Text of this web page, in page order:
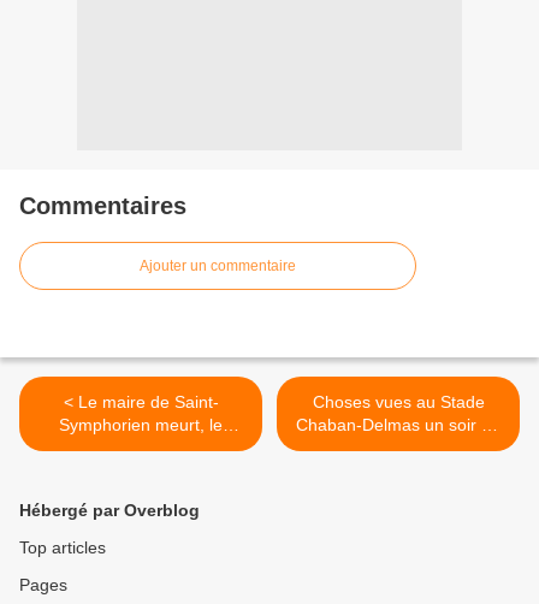
Commentaires
Ajouter un commentaire
< Le maire de Saint-
Symphorien meurt, le
village n'a plus d'habitants
Choses vues au Stade
Chaban-Delmas un soir de
sommet footballistique >
Hébergé par Overblog
Top articles
Pages